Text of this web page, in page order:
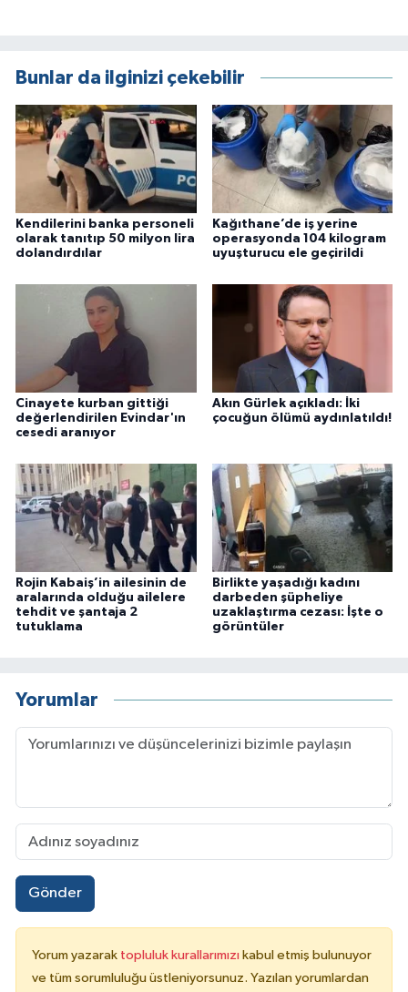
Bunlar da ilginizi çekebilir
Kendilerini banka personeli
olarak tanıtıp 50 milyon lira
dolandırdılar
Kağıthane’de iş yerine
operasyonda 104 kilogram
uyuşturucu ele geçirildi
Cinayete kurban gittiği
değerlendirilen Evindar'ın
cesedi aranıyor
Akın Gürlek açıkladı: İki
çocuğun ölümü aydınlatıldı!
Rojin Kabaiş’in ailesinin de
aralarında olduğu ailelere
tehdit ve şantaja 2
tutuklama
Birlikte yaşadığı kadını
darbeden şüpheliye
uzaklaştırma cezası: İşte o
görüntüler
Yorumlar
Gönder
Yorum yazarak topluluk kurallarımızı kabul etmiş bulunuyor
ve tüm sorumluluğu üstleniyorsunuz. Yazılan yorumlardan